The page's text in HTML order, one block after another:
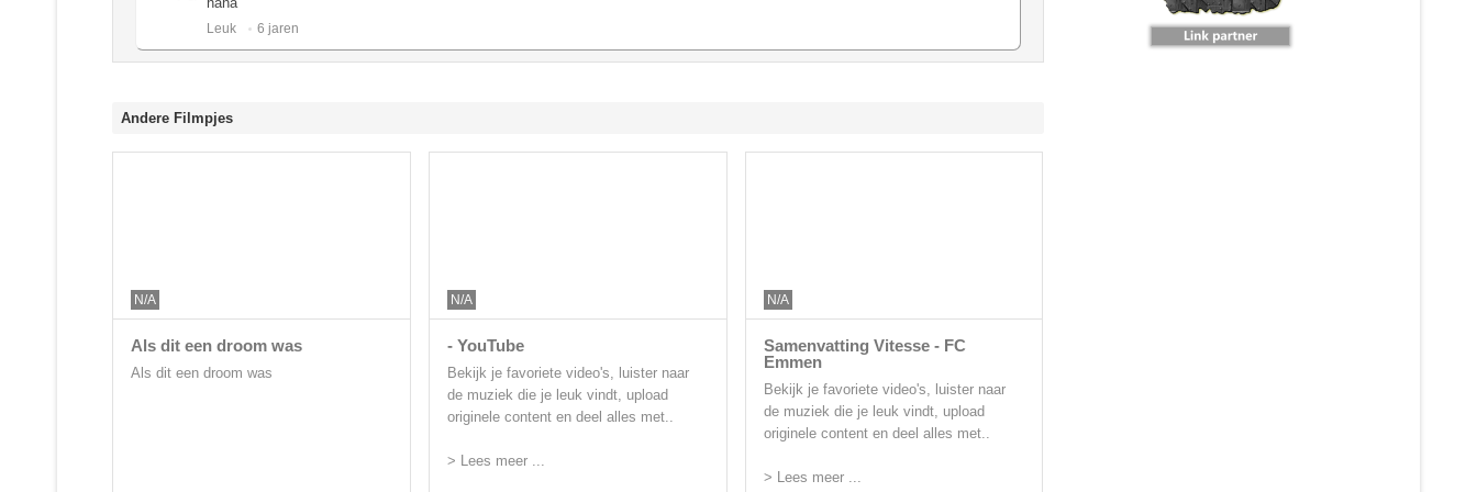
Leuk ️ 6 jaren
Andere Filmpjes
N/A
Als dit een droom was
Als dit een droom was
N/A
- YouTube
Bekijk je favoriete video's, luister naar
de muziek die je leuk vindt, upload
originele content en deel alles met..
> Lees meer ...
N/A
Samenvatting Vitesse - FC
Emmen
Bekijk je favoriete video's, luister naar
de muziek die je leuk vindt, upload
originele content en deel alles met..
> Lees meer ...